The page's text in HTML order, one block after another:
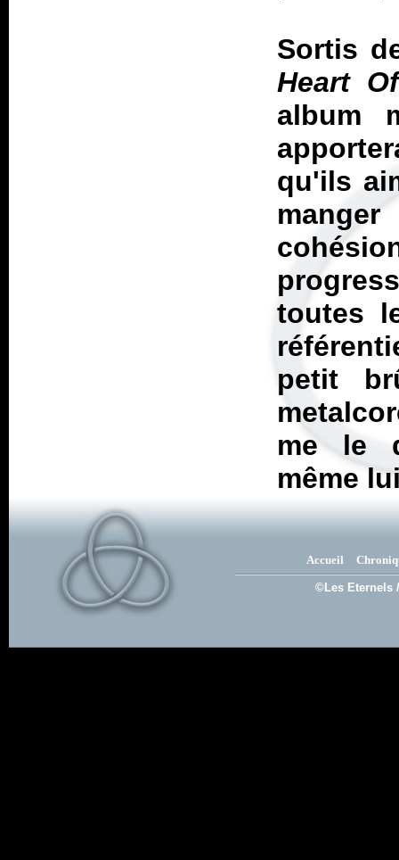
Sortis
Heart
album
qu'ils
toutes
petit
me le
même
Accueil
©Les Eternels